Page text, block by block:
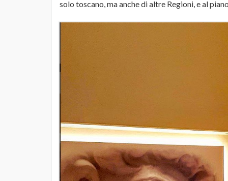
solo toscano, ma anche di altre Regioni, e al